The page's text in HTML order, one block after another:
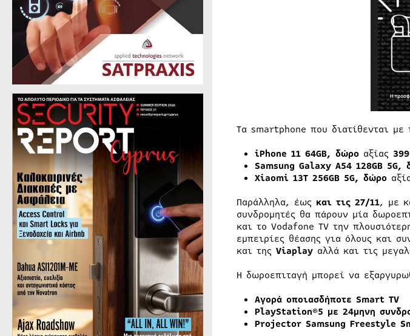
Τα smartphone που διατίθενται με
iPhone 11 64GB, δώρο αξίας
Samsung Galaxy A54 128GB5G,
Xiaomi13T256GB5G, δώρο
Παράλληλα, έως και τις 27/11, με
συνδρομητές θα πάρουν μία
και το Vodafone TV την
εμπειρίες θέασης για όλους και
και της Viaplay αλλά και τις
Η δωροεπιταγή μπορεί να
Αγορά οποιασδήποτε Smart TV
PlayStation®5 με 24μηνη
Projector Samsung Freestyle